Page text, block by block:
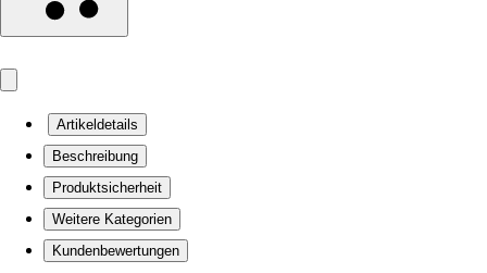
Artikeldetails
Beschreibung
Produktsicherheit
Weitere Kategorien
Kundenbewertungen